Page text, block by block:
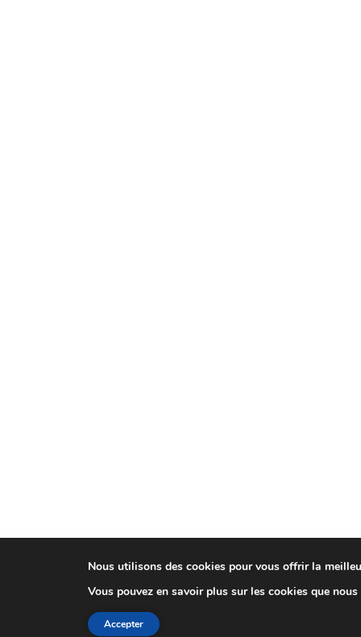
Nous utilisons des cookies pour vous offrir la
Vous pouvez en savoir plus sur les cookies que
Accepter